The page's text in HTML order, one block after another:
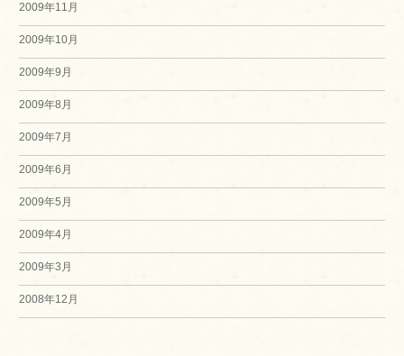
2009年11月
2009年10月
2009年9月
2009年8月
2009年7月
2009年6月
2009年5月
2009年4月
2009年3月
2008年12月